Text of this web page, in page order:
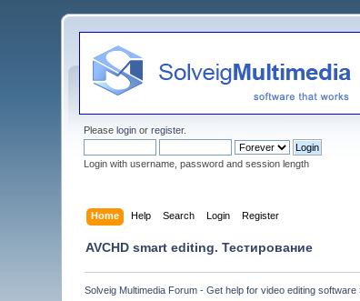
Pleaselogin orregister.
Login with username, password and session length
Home Help Search Login Register
AVCHD smart editing. Тестирование
Solveig Multimedia Forum - Get help for video editing software